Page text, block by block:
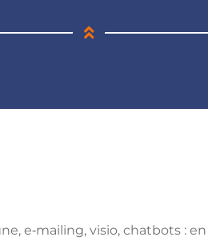
e‑mailing, visio, chatbots :